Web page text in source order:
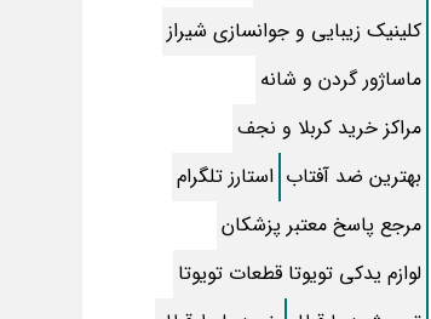
بهم زدن
مرحله به مرحله تصویری
چیست؟
آموزش قیمه نذری برای 100 نفر+ میزان دقیق
مواد لازم
طریقه خشک کردن انواع فلفل در منزل
نحوه مصرف قرص “کلد استاپ”
کلینیک زیبایی و جوانسازی شیراز
ماساژور گردن و شانه
مراکز خرید کربلا و نجف
بهترین ضد آفتاب استارز تلگرام
مرجع پاسخ معتبر پزشکان
لوازم یدکی تویوتا قطعات تویوتا